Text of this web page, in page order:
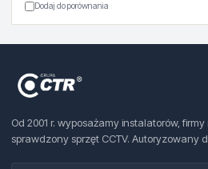
Dodaj do porównania
Od 2001 r. wyposażamy instalatorów,
sprawdzony sprzęt CCTV. Autoryzowany